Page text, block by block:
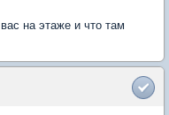
на этаже и что там